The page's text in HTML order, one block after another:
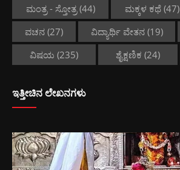
ಮಂತ್ರ - ಸ್ತೋತ್ರ(44) ಮಕ್ಕಳ ಕಥೆ(47)
ವಚನ(27) ವಿದ್ಯಾರ್ಥಿ ವೇತನ(19)
ವಿಷಯ (235) ಶೈಕ್ಷಣಿಕ (24)
ಇತ್ತೀಚಿನ ಲೇಖನಗಳು